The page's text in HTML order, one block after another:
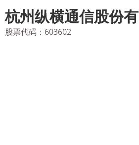
杭州纵横通信股份
股票代码：603602